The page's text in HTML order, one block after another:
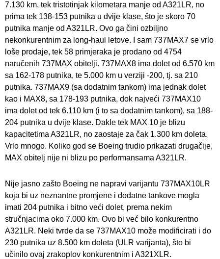
7.130 km, tek tristotinjak kilometara manje od A321LR, no
prima tek 138-153 putnika u dvije klase, što je skoro 70
putnika manje od A321LR. Ovo ga čini ozbiljno
nekonkurentnim za long-haul letove. I sam 737MAX7 se vrlo
loše prodaje, tek 58 primjeraka je prodano od 4754
naručenih 737MAX obitelji. 737MAX8 ima dolet od 6.570 km
sa 162-178 putnika, te 5.000 km u verziji -200, tj. sa 210
putnika. 737MAX9 (sa dodatnim tankom) ima jednak dolet
kao i MAX8, sa 178-193 putnika, dok najveći 737MAX10
ima dolet od tek 6.110 km (i to sa dodatnim tankom), sa 188-
204 putnika u dvije klase. Dakle tek MAX 10 je blizu
kapacitetima A321LR, no zaostaje za čak 1.300 km doleta.
Vrlo mnogo. Koliko god se Boeing trudio prikazati drugačije,
MAX obitelj nije ni blizu po performansama A321LR.
Nije jasno zašto Boeing ne napravi varijantu 737MAX10LR
koja bi uz neznantne promjene i dodatne tankove mogla
imati 204 putnika i bitno veći dolet, prema nekim
stručnjacima oko 7.000 km. Ovo bi već bilo konkurentno
A321LR. Neki tvrde da se 737MAX10 može modificirati i do
230 putnika uz 8.500 km doleta (ULR varijanta), što bi
učinilo ovaj zrakoplov konkurentnim i A321XLR.